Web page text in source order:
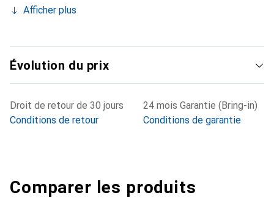
Afficher plus
Évolution du prix
Droit de retour de 30 jours
Conditions de retour
24 mois Garantie (Bring-in)
Conditions de garantie
Comparer les produits